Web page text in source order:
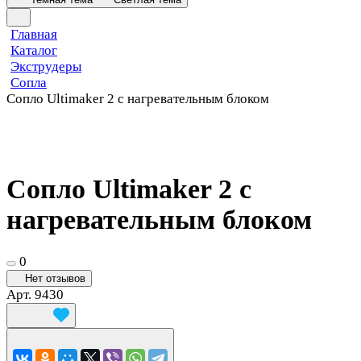
Главная
Каталог
Экструдеры
Сопла
Сопло Ultimaker 2 с нагревательным блоком
Сопло Ultimaker 2 с
нагревательным блоком
0
Нет отзывов
Арт. 9430